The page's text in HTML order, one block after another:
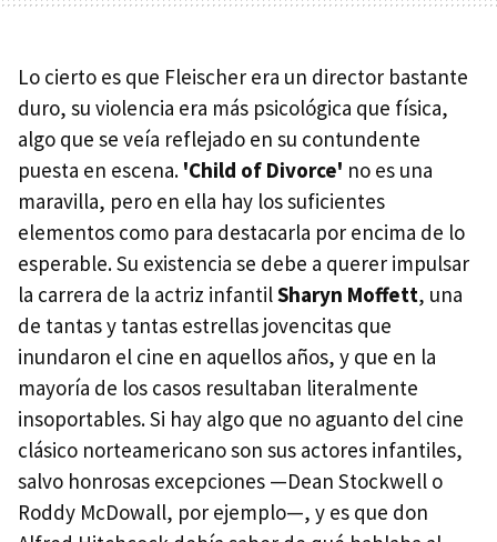
Lo cierto es que Fleischer era un director bastante
duro, su violencia era más psicológica que física,
algo que se veía reflejado en su contundente
puesta en escena. 'Child of Divorce' no es una
maravilla, pero en ella hay los suficientes
elementos como para destacarla por encima de lo
esperable. Su existencia se debe a querer impulsar
la carrera de la actriz infantilSharyn Moffett, una
de tantas y tantas estrellas jovencitas que
inundaron el cine en aquellos años, y que en la
mayoría de los casos resultaban literalmente
insoportables. Si hay algo que no aguanto del cine
clásico norteamericano son sus actores infantiles,
salvo honrosas excepciones —Dean Stockwell o
Roddy McDowall, por ejemplo—, y es que don